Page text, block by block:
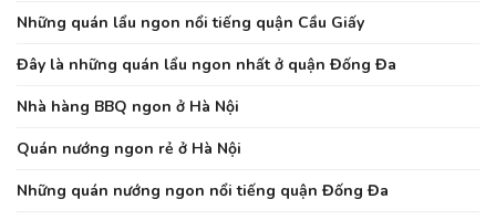
Những quán lẩu ngon nổi tiếng quận Cầu Giấy
Đây là những quán lẩu ngon nhất ở quận Đống Đa
Nhà hàng BBQ ngon ở Hà Nội
Quán nướng ngon rẻ ở Hà Nội
Những quán nướng ngon nổi tiếng quận Đống Đa